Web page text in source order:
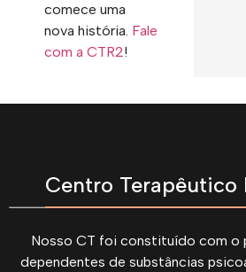
comece uma
nova história. Fale
com a CTR2!
Centro Terapêutico
Nosso CT foi constituído com o
dependentes de substâncias